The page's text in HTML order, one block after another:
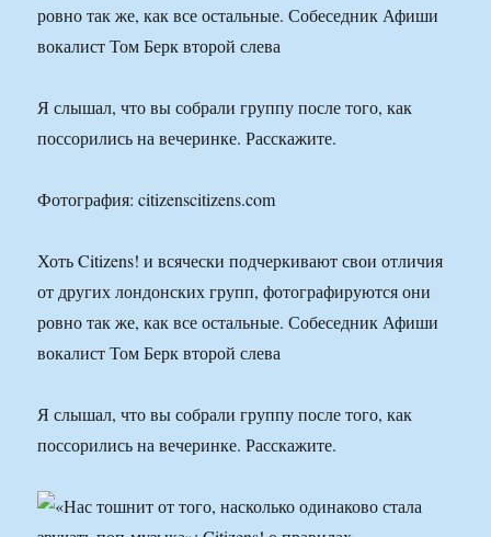
ровно так же, как все остальные. Собеседник Афиши
вокалист Том Берк второй слева
Я слышал, что вы собрали группу после того, как
поссорились на вечеринке. Расскажите.
Фотография: citizenscitizens.com
Хоть Citizens! и всячески подчеркивают свои отличия
от других лондонских групп, фотографируются они
ровно так же, как все остальные. Собеседник Афиши
вокалист Том Берк второй слева
Я слышал, что вы собрали группу после того, как
поссорились на вечеринке. Расскажите.